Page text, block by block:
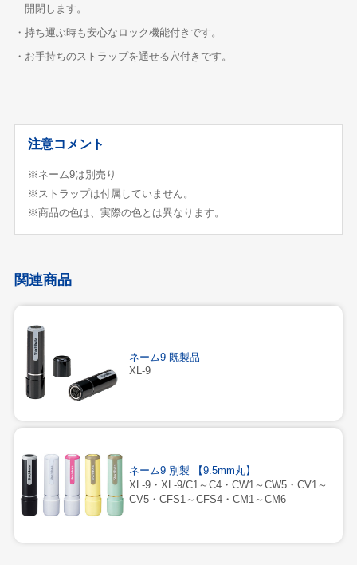
開閉します。
・持ち運ぶ時も安心なロック機能付きです。
・お手持ちのストラップを通せる穴付きです。
注意コメント
※ネーム9は別売り
※ストラップは付属していません。
※商品の色は、実際の色とは異なります。
関連商品
ネーム9 既製品
XL-9
ネーム9 別製 【9.5mm丸】
XL-9・XL-9/C1～C4・CW1～CW5・CV1～
CV5・CFS1～CFS4・CM1～CM6